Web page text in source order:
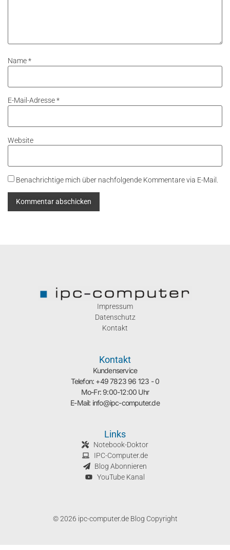
Name*
E-Mail-Adresse*
Website
Benachrichtige mich über nachfolgende Kommentare via E-Mail.
Impressum
Datenschutz
Kontakt
Kontakt
Kundenservice
Telefon: +49 7823 96 123 - 0
Mo-Fr: 9:00-12:00 Uhr
E-Mail: info@ipc-computer.de
Links
Notebook-Doktor
IPC-Computer.de
Blog Abonnieren
YouTube Kanal
© 2026 ipc-computer.de Blog Copyright